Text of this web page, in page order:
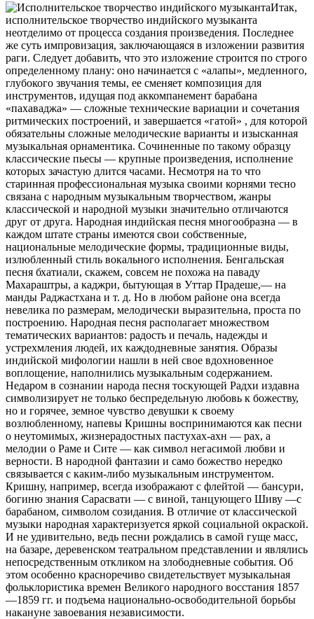
Итак,
исполнительское творчество индийского музыканта
неотделимо от процесса создания произведения. Последнее
же суть импровизация, заключающаяся в изложении развития
раги. Следует добавить, что это изложение строится по строго
определенному плану: оно начинается с «алапы», медленного,
глубокого звучания темы, ее сменяет композиция для
инструментов, идущая под аккомпанемент барабана
«пахаваджа» — сложные технические вариации и сочетания
ритмических построений, и завершается «гатой» , для которой
обязательны сложные мелодические варианты и изысканная
музыкальная орнаментика. Сочиненные по такому образцу
классические пьесы — крупные произведения, исполнение
которых зачастую длится часами. Несмотря на то что
старинная профессиональная музыка своими корнями тесно
связана с народным музыкальным творчеством, жанры
классической и народной музыки значительно отличаются
друг от друга. Народная индийская песня многообразна — в
каждом штате страны имеются свои собственные,
национальные мелодические формы, традиционные виды,
излюбленный стиль вокального исполнения. Бенгальская
песня бхатиали, скажем, совсем не похожа на паваду
Махараштры, а каджри, бытующая в Уттар Прадеше,— на
манды Раджастхана и т. д. Но в любом районе она всегда
невелика по размерам, мелодически выразительна, проста по
построению. Народная песня располагает множеством
тематических вариантов: радость и печаль, надежды и
устрехмления людей, их каждодневные занятия. Образы
индийской мифологии нашли в ней свое вдохновенное
воплощение, наполнились музыкальным содержанием.
Недаром в сознании народа песня тоскующей Радхи издавна
символизирует не только беспредельную любовь к божеству,
но и горячее, земное чувство девушки к своему
возлюбленному, напевы Кришны воспринимаются как песни
о неутомимых, жизнерадостных пастухах-ахн — рах, а
мелодии о Раме и Сите — как символ негасимой любви и
верности. В народной фантазии и само божество нередко
связывается с каким-либо музыкальным инструментом.
Кришну, например, всегда изображают с флейтой — бансури,
богиню знания Сарасвати — с виной, танцующего Шиву —с
барабаном, символом созидания. В отличие от классической
музыки народная характеризуется яркой социальной окраской.
И не удивительно, ведь песни рождались в самой гуще масс,
на базаре, деревенском театральном представлении и являлись
непосредственным откликом на злободневные события. Об
этом особенно красноречиво свидетельствует музыкальная
фольклористика времен Великого народного восстания 1857
—1859 гг. и подъема национально-освободительной борьбы
накануне завоевания независимости.